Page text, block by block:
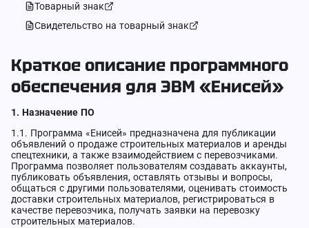
Товарный знак
Свидетельство на товарный знак
Краткое описание программного
обеспечения для ЭВМ «Енисей»
1. Назначение ПО
1.1. Программа «Енисей» предназначена для публикации
объявлений о продаже строительных материалов и аренды
спецтехники, а также взаимодействием с перевозчиками.
Программа позволяет пользователям создавать аккаунты,
публиковать объявления, оставлять отзывы и вопросы,
общаться с другими пользователями, оценивать стоимость
доставки строительных материалов, регистрироваться в
качестве перевозчика, получать заявки на перевозку
строительных материалов.